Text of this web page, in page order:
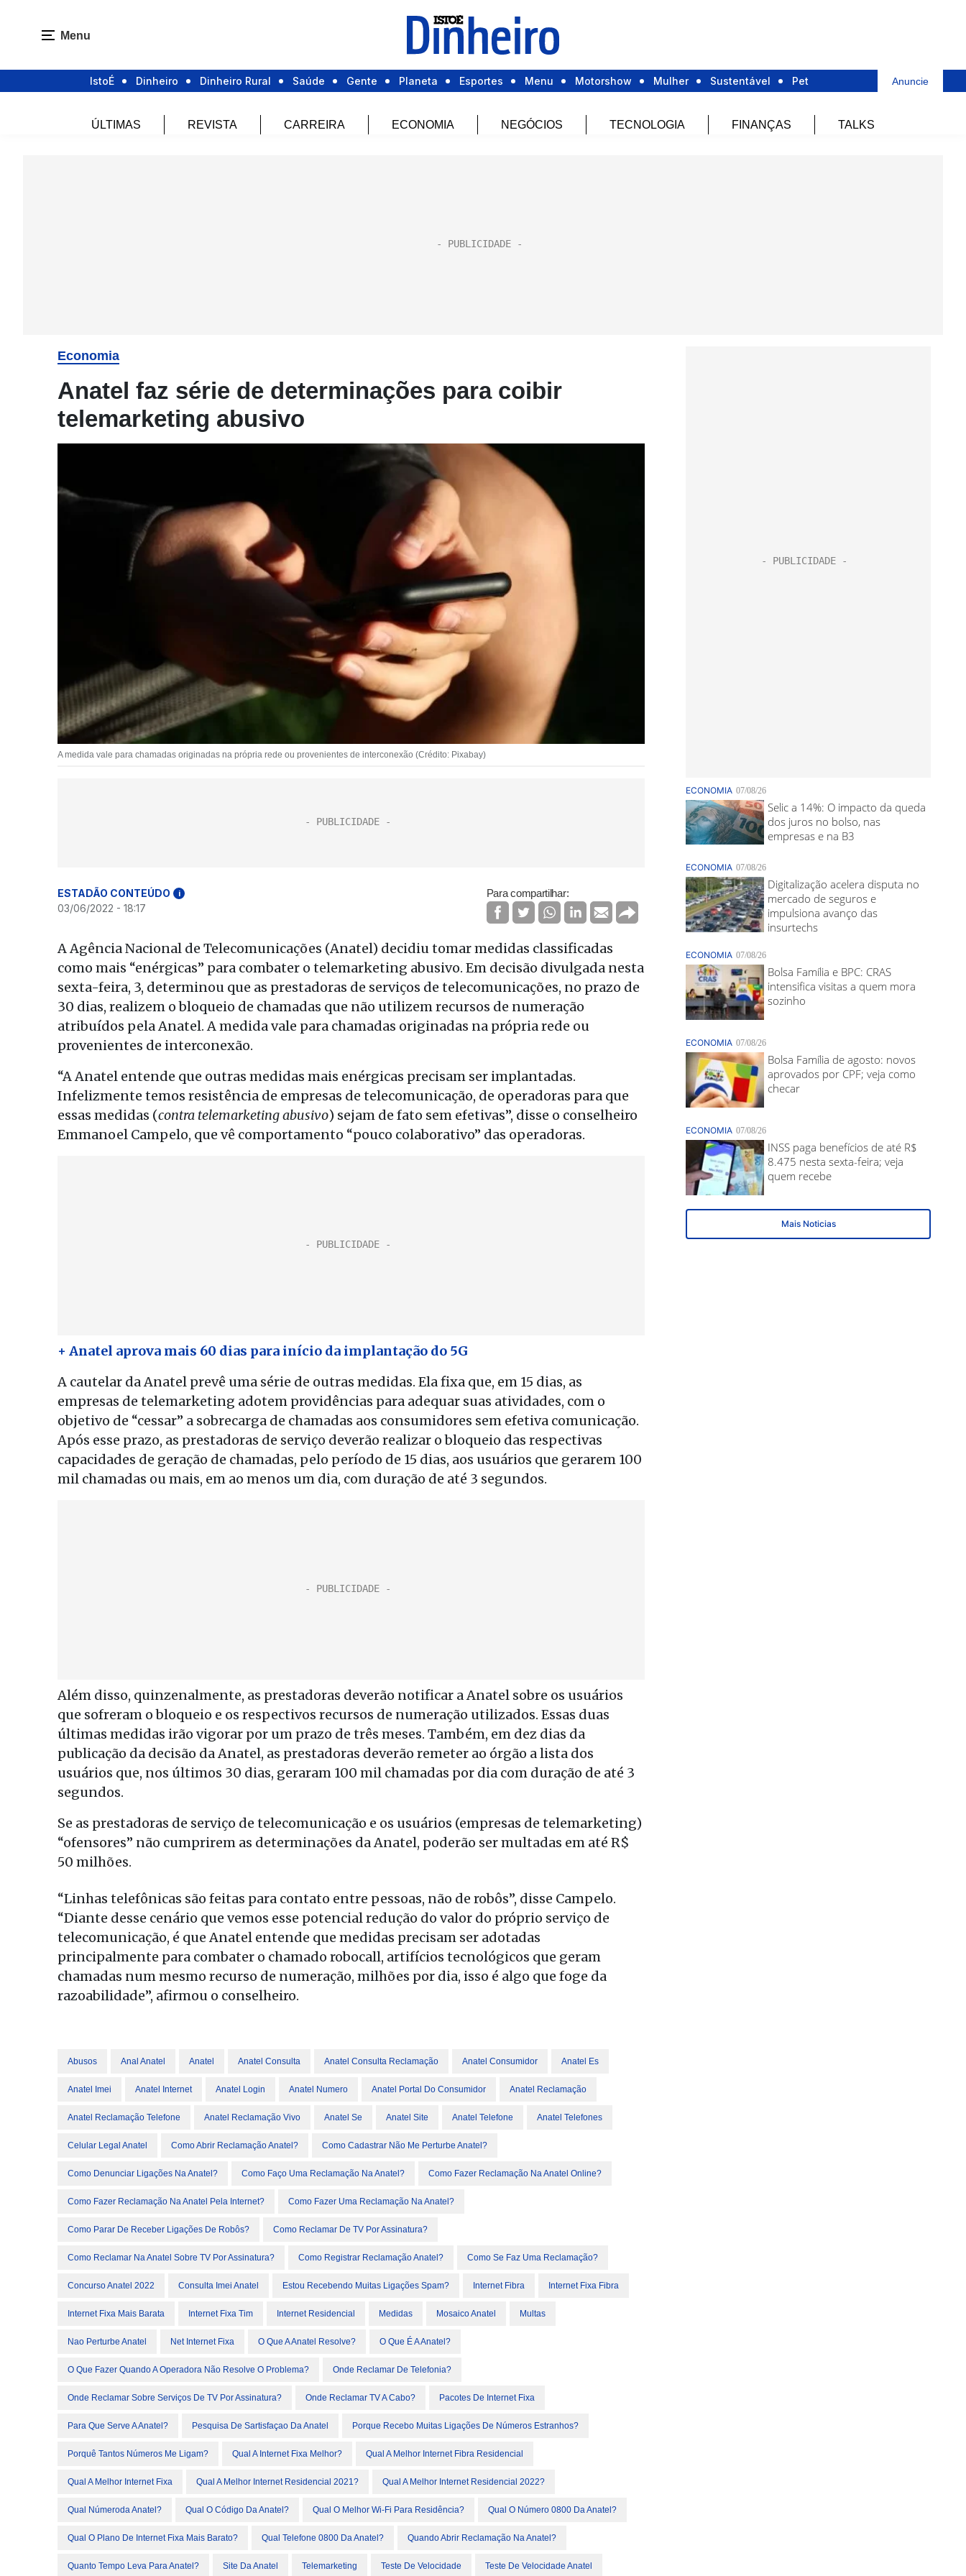
Menu
IstoÉ Dinheiro Dinheiro Rural Saúde Gente Planeta Esportes Menu Motorshow Mulher Sustentável Pet Anuncie
ÚLTIMAS REVISTA CARREIRA ECONOMIA NEGÓCIOS TECNOLOGIA FINANÇAS TALKS
Economia
Anatel faz série de determinações para coibir
telemarketing abusivo
A medida vale para chamadas originadas na própria rede ou provenientes de interconexão (Crédito: Pixabay)
ESTADÃO CONTEÚDO i
03/06/2022 - 18:17
Para compartilhar:
A Agência Nacional de Telecomunicações (Anatel) decidiu tomar medidas classificadas
como mais “enérgicas” para combater o telemarketing abusivo. Em decisão divulgada nesta
sexta-feira, 3, determinou que as prestadoras de serviços de telecomunicações, no prazo de
30 dias, realizem o bloqueio de chamadas que não utilizem recursos de numeração
atribuídos pela Anatel. A medida vale para chamadas originadas na própria rede ou
provenientes de interconexão.
“A Anatel entende que outras medidas mais enérgicas precisam ser implantadas.
Infelizmente temos resistência de empresas de telecomunicação, de operadoras para que
essas medidas (contra telemarketing abusivo) sejam de fato sem efetivas”, disse o conselheiro
Emmanoel Campelo, que vê comportamento “pouco colaborativo” das operadoras.
+ Anatel aprova mais 60 dias para início da implantação do 5G
A cautelar da Anatel prevê uma série de outras medidas. Ela fixa que, em 15 dias, as
empresas de telemarketing adotem providências para adequar suas atividades, com o
objetivo de “cessar” a sobrecarga de chamadas aos consumidores sem efetiva comunicação.
Após esse prazo, as prestadoras de serviço deverão realizar o bloqueio das respectivas
capacidades de geração de chamadas, pelo período de 15 dias, aos usuários que gerarem 100
mil chamadas ou mais, em ao menos um dia, com duração de até 3 segundos.
Além disso, quinzenalmente, as prestadoras deverão notificar a Anatel sobre os usuários
que sofreram o bloqueio e os respectivos recursos de numeração utilizados. Essas duas
últimas medidas irão vigorar por um prazo de três meses. Também, em dez dias da
publicação da decisão da Anatel, as prestadoras deverão remeter ao órgão a lista dos
usuários que, nos últimos 30 dias, geraram 100 mil chamadas por dia com duração de até 3
segundos.
Se as prestadoras de serviço de telecomunicação e os usuários (empresas de telemarketing)
“ofensores” não cumprirem as determinações da Anatel, poderão ser multadas em até R$
50 milhões.
“Linhas telefônicas são feitas para contato entre pessoas, não de robôs”, disse Campelo.
“Diante desse cenário que vemos esse potencial redução do valor do próprio serviço de
telecomunicação, é que Anatel entende que medidas precisam ser adotadas
principalmente para combater o chamado robocall, artifícios tecnológicos que geram
chamadas num mesmo recurso de numeração, milhões por dia, isso é algo que foge da
razoabilidade”, afirmou o conselheiro.
Abusos Anal Anatel Anatel Anatel Consulta Anatel Consulta Reclamação Anatel Consumidor Anatel Es
Anatel Imei Anatel Internet Anatel Login Anatel Numero Anatel Portal Do Consumidor Anatel Reclamação
Anatel Reclamação Telefone Anatel Reclamação Vivo Anatel Se Anatel Site Anatel Telefone Anatel Telefones
Celular Legal Anatel Como Abrir Reclamação Anatel? Como Cadastrar Não Me Perturbe Anatel?
Como Denunciar Ligações Na Anatel? Como Faço Uma Reclamação Na Anatel? Como Fazer Reclamação Na Anatel Online?
Como Fazer Reclamação Na Anatel Pela Internet? Como Fazer Uma Reclamação Na Anatel?
Como Parar De Receber Ligações De Robôs? Como Reclamar De TV Por Assinatura?
Como Reclamar Na Anatel Sobre TV Por Assinatura? Como Registrar Reclamação Anatel? Como Se Faz Uma Reclamação?
Concurso Anatel 2022 Consulta Imei Anatel Estou Recebendo Muitas Ligações Spam? Internet Fibra Internet Fixa Fibra
Internet Fixa Mais Barata Internet Fixa Tim Internet Residencial Medidas Mosaico Anatel Multas
Nao Perturbe Anatel Net Internet Fixa O Que A Anatel Resolve? O Que É A Anatel?
O Que Fazer Quando A Operadora Não Resolve O Problema? Onde Reclamar De Telefonia?
Onde Reclamar Sobre Serviços De TV Por Assinatura? Onde Reclamar TV A Cabo? Pacotes De Internet Fixa
Para Que Serve A Anatel? Pesquisa De Sartisfaçao Da Anatel Porque Recebo Muitas Ligações De Números Estranhos?
Porquê Tantos Números Me Ligam? Qual A Internet Fixa Melhor? Qual A Melhor Internet Fibra Residencial
Qual A Melhor Internet Fixa Qual A Melhor Internet Residencial 2021? Qual A Melhor Internet Residencial 2022?
Qual Númeroda Anatel? Qual O Código Da Anatel? Qual O Melhor Wi-Fi Para Residência? Qual O Número 0800 Da Anatel?
Qual O Plano De Internet Fixa Mais Barato? Qual Telefone 0800 Da Anatel? Quando Abrir Reclamação Na Anatel?
Quanto Tempo Leva Para Anatel? Site Da Anatel Telemarketing Teste De Velocidade Teste De Velocidade Anatel